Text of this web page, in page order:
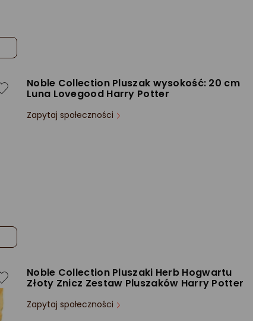
Noble Collection Pluszak wysokość: 20 cm
Luna Lovegood Harry Potter
Zapytaj społeczności
Noble Collection Pluszaki Herb Hogwartu
Złoty Znicz Zestaw Pluszaków Harry Potter
Zapytaj społeczności